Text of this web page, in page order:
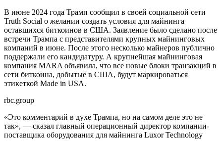
В июне 2024 года Трамп сообщил в своей социальной сети
Truth Social о желании создать условия для майнинга
оставшихся биткоинов в США. Заявление было сделано после
встречи Трампа с представителями крупных майнинговых
компаний в июне. После этого несколько майнеров публично
поддержали его кандидатуру. А крупнейшая майнинговая
компания MARA объявила, что все новые блоки транзакций в
сети биткоина, добытые в США, будут маркироваться
этикеткой Made in USA.
rbc.group
«Это комментарий в духе Трампа, но на самом деле это не
так», — сказал главный операционный директор компании-
поставщика оборудования для майнинга Luxor Technology